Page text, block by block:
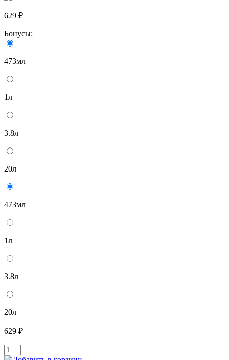
629 ₽
Бонусы:
473мл
1л
3.8л
20л
473мл
1л
3.8л
20л
629 ₽